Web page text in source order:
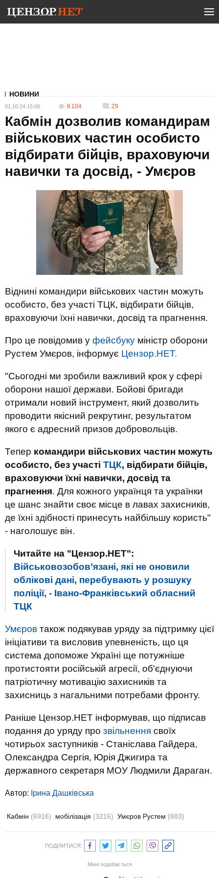
НОВИНИ
01.10.24 15:06 8 104 29
Кабмін дозволив командирам
військових частин особисто
відбирати бійців, враховуючи
навички та досвід, - Умєров
Віднині командири військових частин можуть
особисто, без участі ТЦК, відбирати бійців,
враховуючи їхні навички, досвід та прагнення.
Про це повідомив у фейсбуку міністр оборони
Рустем Умєров, інформує Цензор.НЕТ.
"Сьогодні ми зробили важливий крок у сфері
оборони нашої держави. Бойові бригади
отримали новий інструмент, який дозволить
проводити якісний рекрутинг, результатом
якого є адресний призов добровольців.
Тепер командири військових частин можуть
особисто, без участі ТЦК, відбирати бійців,
враховуючи їхні навички, досвід та
прагнення. Для кожного українця та українки
це шанс знайти своє місце в лавах захисників,
де їхні здібності принесуть найбільшу користь"
- наголошує він.
Читайте на "Цензор.НЕТ":
Військовозобов’язані, які не оновили
облікові дані, перебувають у розшуку
поліції, - Івано-Франківський обласний
ТЦК
Умєров також подякував уряду за підтримку цієї
ініціативи та висловив упевненість, що ця
система допоможе Україні ще потужніше
протистояти російській агресії, об'єднуючи
патріотичну мотивацію захисників та
захисниць з нагальними потребами фронту.
Раніше Цензор.НЕТ інформував, що підписав
подання до уряду про звільнення своїх
чотирьох заступників - Станіслава Гайдера,
Олександра Сергія, Юрія Джигира та
державного секретаря МОУ Людмили Дараган.
Автор: Ірина Дашківська
Кабмін (6916) мобілізація (3216) Умєров Рустем (883)
ПОДІЛИТИСЯ:
Мені подобається